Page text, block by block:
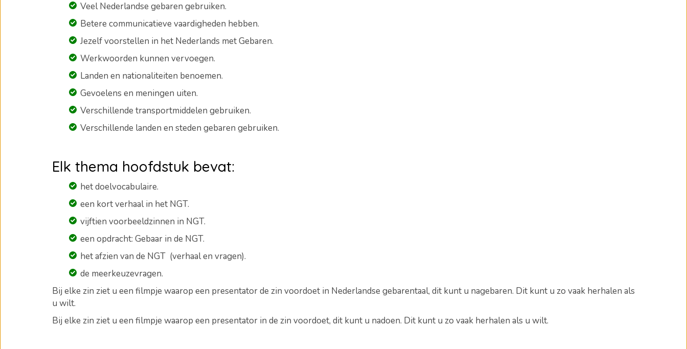
Veel Nederlandse gebaren gebruiken.
Betere communicatieve vaardigheden hebben.
Jezelf voorstellen in het Nederlands met Gebaren.
Werkwoorden kunnen vervoegen.
Landen en nationaliteiten benoemen.
Gevoelens en meningen uiten.
Verschillende transportmiddelen gebruiken.
Verschillende landen en steden gebaren gebruiken.
Elk thema hoofdstuk bevat:
het doelvocabulaire.
een kort verhaal in het NGT.
vijftien voorbeeldzinnen in NGT.
een opdracht: Gebaar in de NGT.
het afzien van de NGT (verhaal en vragen).
de meerkeuzevragen.
Bij elke zin ziet u een filmpje waarop een presentator de zin voordoet in Nederlandse gebarentaal, dit kunt u nagebaren. Dit kunt u zo vaak herhalen als
u wilt.
Bij elke zin ziet u een filmpje waarop een presentator in de zin voordoet, dit kunt u nadoen. Dit kunt u zo vaak herhalen als u wilt.